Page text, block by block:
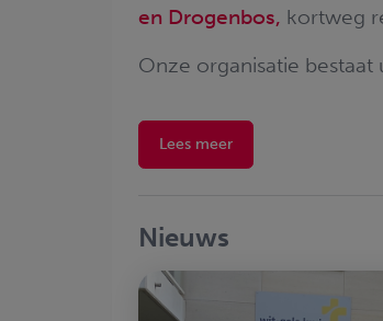
en Drogenbos, kortweg
Onze organisatie bestaat
Lees meer
Nieuws